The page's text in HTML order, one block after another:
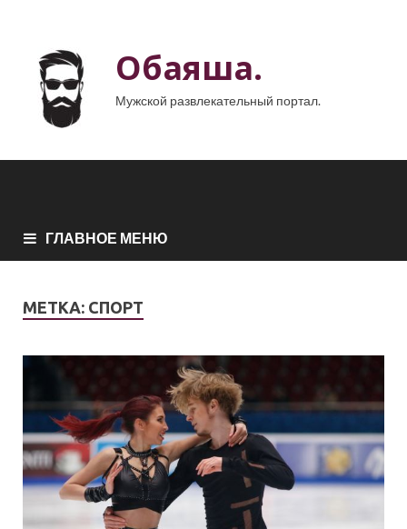
Обаяша.
Мужской развлекательный портал.
ГЛАВНОЕ МЕНЮ
МЕТКА: СПОРТ